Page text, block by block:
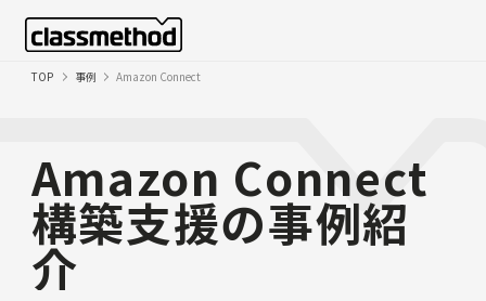
TOP 事例 Amazon Connect
Amazon Connect
構築支援の事例紹
介